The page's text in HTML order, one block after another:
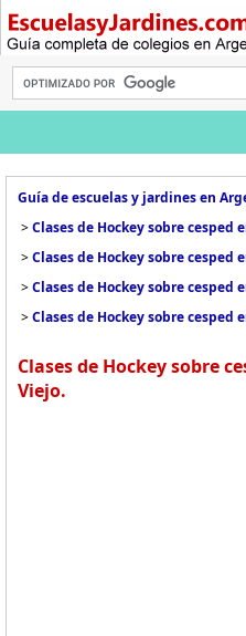
Guía de escuelas y jardines en
>Clases de Hockey sobre cesped
>Clases de Hockey sobre cesped
>Clases de Hockey sobre cesped
>Clases de Hockey sobre cesped
Clases de Hockey sobre
Viejo.